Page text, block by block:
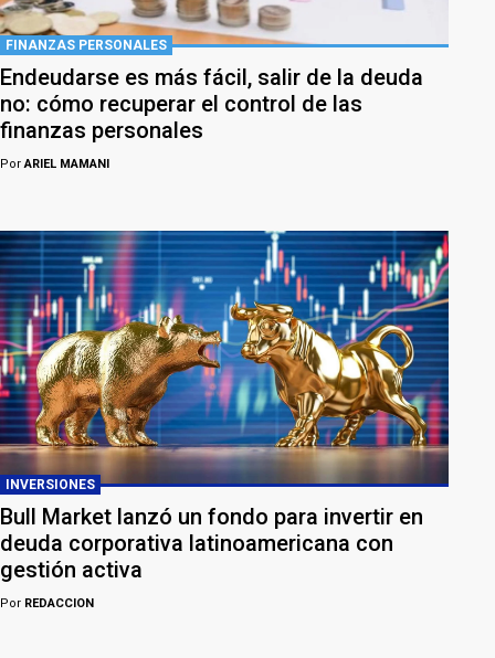
FINANZAS PERSONALES
Endeudarse es más fácil, salir de la deuda
no: cómo recuperar el control de las
finanzas personales
PorARIEL MAMANI
INVERSIONES
Bull Market lanzó un fondo para invertir en
deuda corporativa latinoamericana con
gestión activa
Por REDACCION